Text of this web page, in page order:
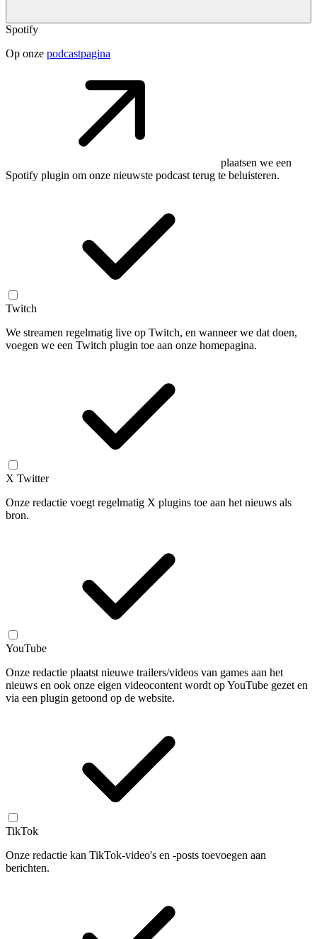
Spotify
Op onze podcastpagina
plaatsen we een
Spotify plugin om onze nieuwste podcast terug te beluisteren.
Twitch
We streamen regelmatig live op Twitch, en wanneer we dat doen,
voegen we een Twitch plugin toe aan onze homepagina.
X Twitter
Onze redactie voegt regelmatig X plugins toe aan het nieuws als
bron.
YouTube
Onze redactie plaatst nieuwe trailers/videos van games aan het
nieuws en ook onze eigen videocontent wordt op YouTube gezet en
via een plugin getoond op de website.
TikTok
Onze redactie kan TikTok-video's en -posts toevoegen aan
berichten.